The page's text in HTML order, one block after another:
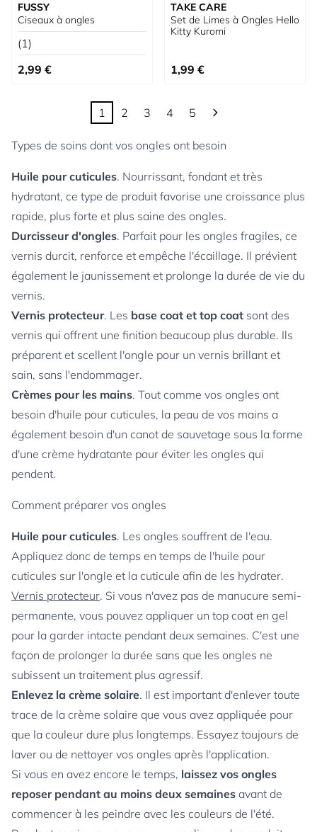
FUSSY
Ciseaux à ongles
(1)
2,99 €
TAKE CARE
Set de Limes à Ongles Hello
Kitty Kuromi
1,99 €
Vous lisez actuellement la page
1
Page
2
Page
3
Page
4
Page
5
Types de soins dont vos ongles ont besoin
Huile pour cuticules. Nourrissant, fondant et très
hydratant, ce type de produit favorise une croissance plus
rapide, plus forte et plus saine des ongles.
Durcisseur d'ongles. Parfait pour les ongles fragiles, ce
vernis durcit, renforce et empêche l'écaillage. Il prévient
également le jaunissement et prolonge la durée de vie du
vernis.
Vernis protecteur. Les base coat et top coat sont des
vernis qui offrent une finition beaucoup plus durable. Ils
préparent et scellent l'ongle pour un vernis brillant et
sain, sans l'endommager.
Crèmes pour les mains. Tout comme vos ongles ont
besoin d'huile pour cuticules, la peau de vos mains a
également besoin d'un canot de sauvetage sous la forme
d'une crème hydratante pour éviter les ongles qui
pendent.
Comment préparer vos ongles
Huile pour cuticules. Les ongles souffrent de l'eau.
Appliquez donc de temps en temps de l'huile pour
cuticules sur l'ongle et la cuticule afin de les hydrater.
Vernis protecteur. Si vous n'avez pas de manucure semi-
permanente, vous pouvez appliquer un top coat en gel
pour la garder intacte pendant deux semaines. C'est une
façon de prolonger la durée sans que les ongles ne
subissent un traitement plus agressif.
Enlevez la crème solaire. Il est important d'enlever toute
trace de la crème solaire que vous avez appliquée pour
que la couleur dure plus longtemps. Essayez toujours de
laver ou de nettoyer vos ongles après l'application.
Si vous en avez encore le temps, laissez vos ongles
reposer pendant au moins deux semaines avant de
commencer à les peindre avec les couleurs de l'été.